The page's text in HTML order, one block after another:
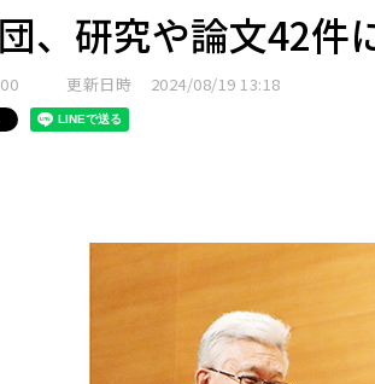
、研究や論文42件
更新日時 2024/08/19 13:18